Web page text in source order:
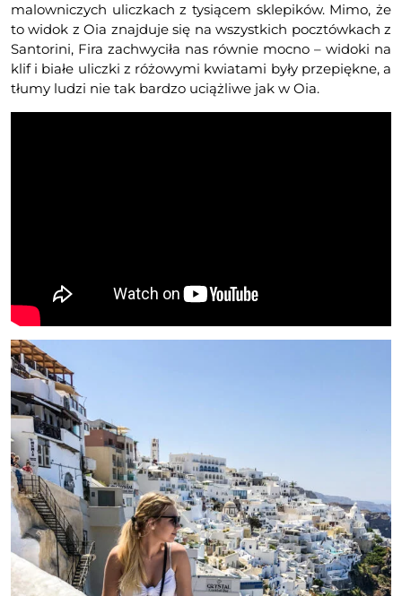
malowniczych uliczkach z tysiącem sklepików. Mimo, że
to widok z Oia znajduje się na wszystkich pocztówkach z
Santorini, Fira zachwyciła nas równie mocno – widoki na
klif i białe uliczki z różowymi kwiatami były przepiękne, a
tłumy ludzi nie tak bardzo uciążliwe jak w Oia.